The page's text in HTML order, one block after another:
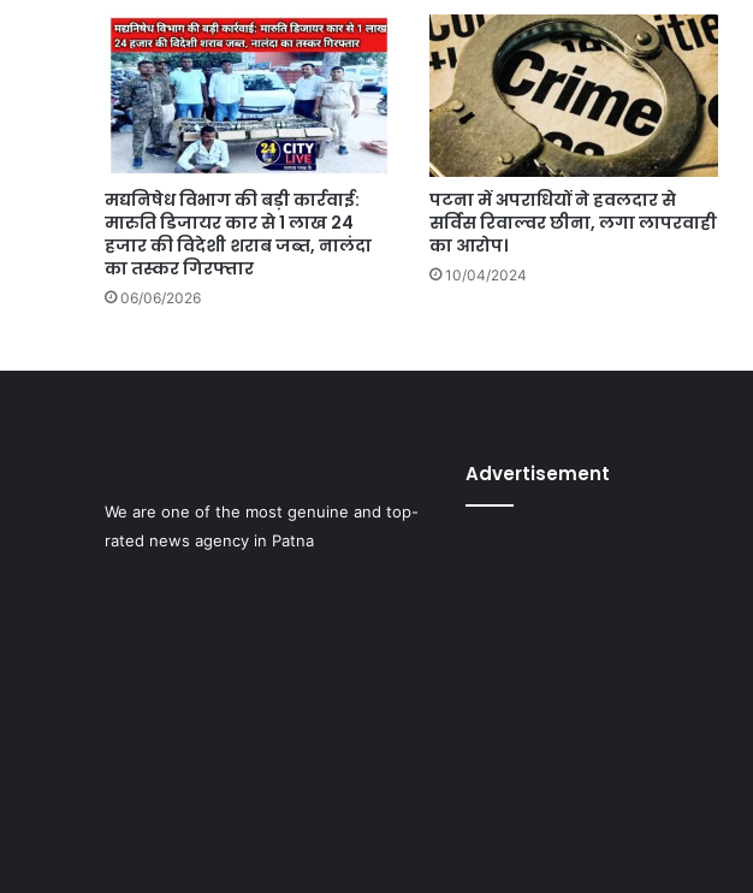
मद्यनिषेध विभाग की बड़ी कार्रवाई:
मारुति डिजायर कार से 1 लाख 24
हजार की विदेशी शराब जब्त, नालंदा
का तस्कर गिरफ्तार
06/06/2026
पटना में अपराधियों ने हवलदार से
सर्विस रिवाल्वर छीना, लगा लापरवाही
का आरोप।
10/04/2024
We are one of the most genuine and top-
rated news agency in Patna
Advertisement